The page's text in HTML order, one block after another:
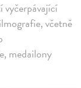
vyčerpávající
včetně
medailony